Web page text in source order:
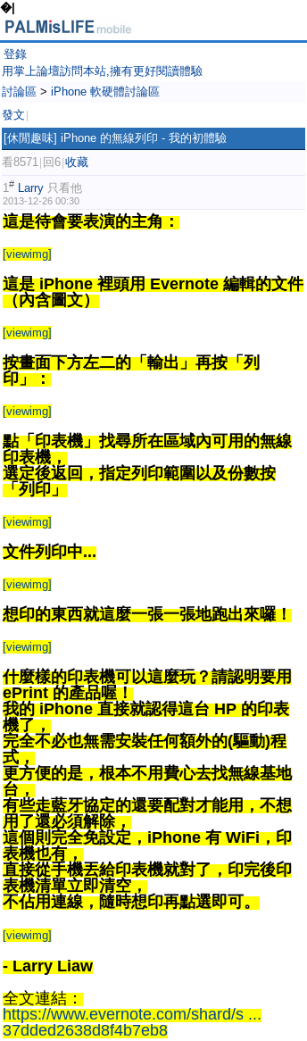
�|
登錄
用掌上論壇訪問本站,擁有更好閱讀體驗
討論區 > iPhone 軟硬體討論區
發文
[休閒趣味] iPhone 的無線列印 - 我的初體驗
看8571 回6 收藏
1# Larry 只看他
2013-12-26 00:30
這是待會要表演的主角：
[viewimg]
這是 iPhone 裡頭用 Evernote 編輯的文件
（內含圖文）
[viewimg]
按畫面下方左二的「輸出」再按「列
印」：
[viewimg]
點「印表機」找尋所在區域內可用的無線
印表機，
選定後返回，指定列印範圍以及份數按
「列印」
[viewimg]
文件列印中...
[viewimg]
想印的東西就這麼一張一張地跑出來囉！
[viewimg]
什麼樣的印表機可以這麼玩？請認明要用
ePrint 的產品喔！
我的 iPhone 直接就認得這台 HP 的印表
機了，
完全不必也無需安裝任何額外的(驅動)程
式，
更方便的是，根本不用費心去找無線基地
台，
有些走藍牙協定的還要配對才能用，不想
用了還必須解除，
這個則完全免設定，iPhone 有 WiFi，印
表機也有，
直接從手機丟給印表機就對了，印完後印
表機清單立即清空，
不佔用連線，隨時想印再點選即可。
[viewimg]
- Larry Liaw
全文連結：
https://www.evernote.com/shard/s ...
37dded2638d8f4b7eb8